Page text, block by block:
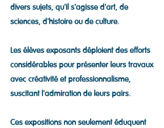
divers sujets, qu'il s'agisse d'art, de
sciences, d'histoire ou de culture.
Les élèves exposants déploient des efforts
considérables pour présenter leurs travaux
avec créativité et professionnalisme,
suscitant l'admiration de leurs pairs.
Ces expositions non seulement éduquent